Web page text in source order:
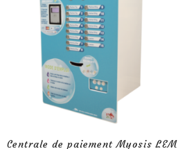
Centrale de paiement Myosis LEM